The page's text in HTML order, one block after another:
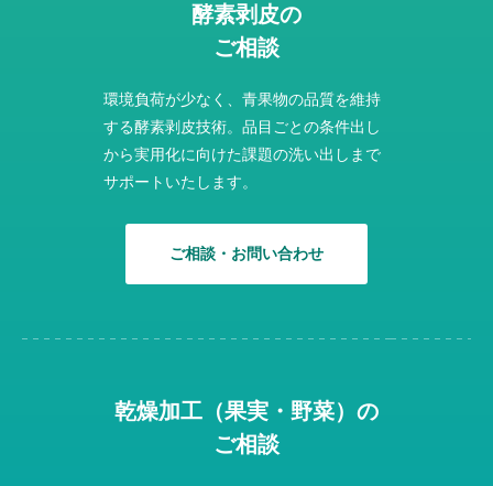
酵素剥皮の
ご相談
環境負荷が少なく、青果物の品質を維持
する酵素剥皮技術。品目ごとの条件出し
から実用化に向けた課題の洗い出しまで
サポートいたします。
ご相談・お問い合わせ
乾燥加工（果実・野菜）の
ご相談